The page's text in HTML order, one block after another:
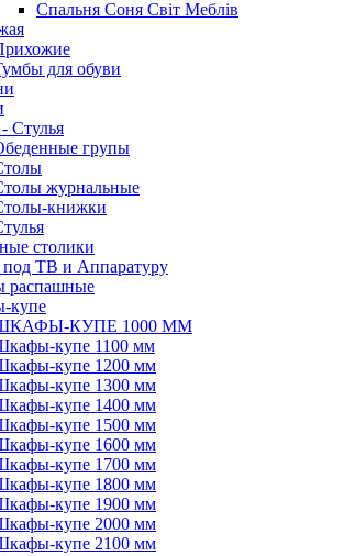
Спальня Соня Світ Меблів
для обуви
Стулья
групы
журнальные
книжки
столики
ТВ и Аппаратуру
купе
КУПЕ 1000 ММ
купе 1100 мм
купе 1200 мм
купе 1300 мм
купе 1400 мм
купе 1500 мм
купе 1600 мм
купе 1700 мм
купе 1800 мм
купе 1900 мм
купе 2000 мм
купе 2100 мм